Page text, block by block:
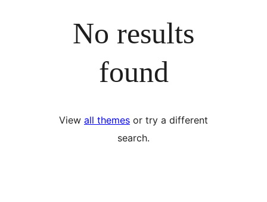
No results
found
View all themes or try a different
search.